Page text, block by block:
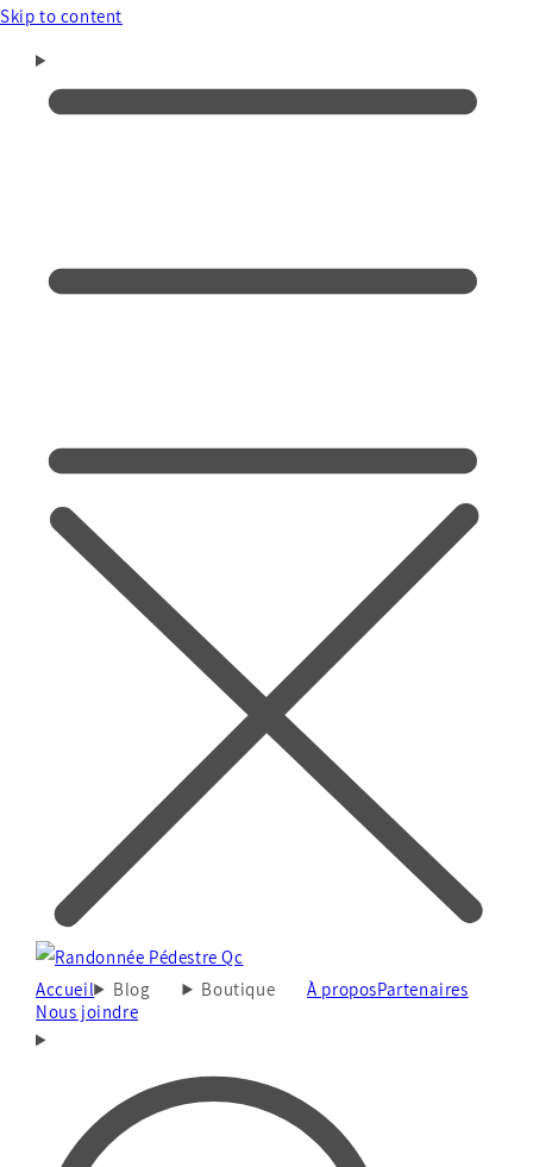
Skip to content
Accueil Blog Boutique À proposPartenaires
Nous joindre